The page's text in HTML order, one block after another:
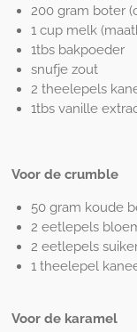
200 gram boter
1 cup melk
1tbs bakpoeder
snufje zout
2 theelepels
1tbs vanille
Voor de crumble
50 gram koude
2 eetlepels
2 eetlepels
1 theelepel
Voor de karamel